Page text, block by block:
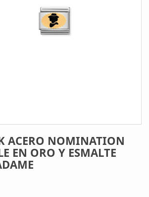
ACERO NOMINATION
EN ORO Y ESMALTE